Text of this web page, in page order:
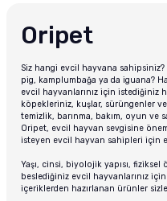
Oripet
Siz hangi evcil hayvana
pig, kamplumbağa ya da iguana?
evcil hayvanlarınız için istediğiniz
köpekleriniz, kuşlar, sürüngenler
temizlik, barınma, bakım, oyun ve
Oripet, evcil hayvan sevgisine
isteyen evcil hayvan sahipleri için
Yaşı, cinsi, biyolojik yapısı,
beslediğiniz evcil hayvanlarınız
içeriklerden hazırlanan ürünler